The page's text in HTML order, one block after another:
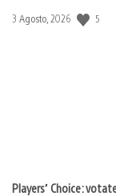
Data
3 Agosto, 2026 5
Players’ Choice: